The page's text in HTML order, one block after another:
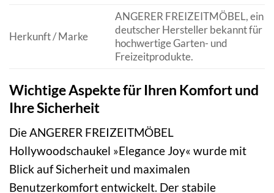
Herkunft / Marke
ANGERER FREIZEITMÖBEL, ein
deutscher Hersteller bekannt für
hochwertige Garten- und
Freizeitprodukte.
Wichtige Aspekte für Ihren Komfort und
Ihre Sicherheit
Die ANGERER FREIZEITMÖBEL
Hollywoodschaukel »Elegance Joy« wurde mit
Blick auf Sicherheit und maximalen
Benutzerkomfort entwickelt. Der stabile